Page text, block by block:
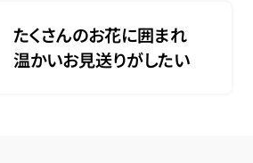
たくさんのお花に囲まれ
温かいお見送りがしたい